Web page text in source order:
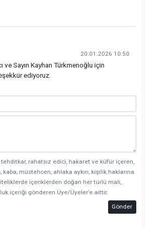
20.01.2026 10:50
ve Sayın Kayhan Türkmenoğlu için
ediyoruz.
tehditkar, rahatsız edici, hakaret ve küfür içeren,
kaba, müstehcen, ahlaka aykırı, kişilik haklarına
içeriklerden doğan her türlü mali,
içeriği gönderen Üye/Üyeler’e aittir.
Gönder